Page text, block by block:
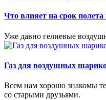
Что влияет на срок
Уже давно гелиевые
Газ для воздушных
Всем нам хорошо знакомы
со старыми друзьями.